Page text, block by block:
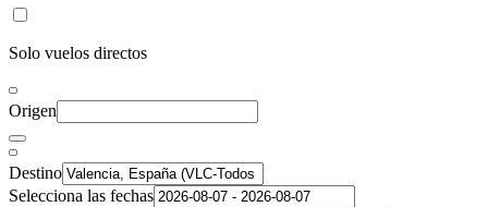
Solo vuelos directos
Origen
Destino
Selecciona las fechas